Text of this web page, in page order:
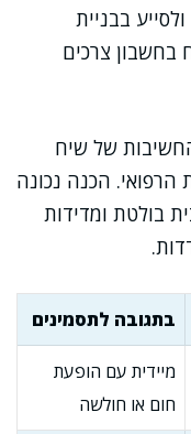
בבניית
בחשבון צרכים
של שיח
הרפואי. הכנה נכונה
בולטת ומדידות
בתגובה לתסמינים
מיידית עם הופעת
חום או חולשה